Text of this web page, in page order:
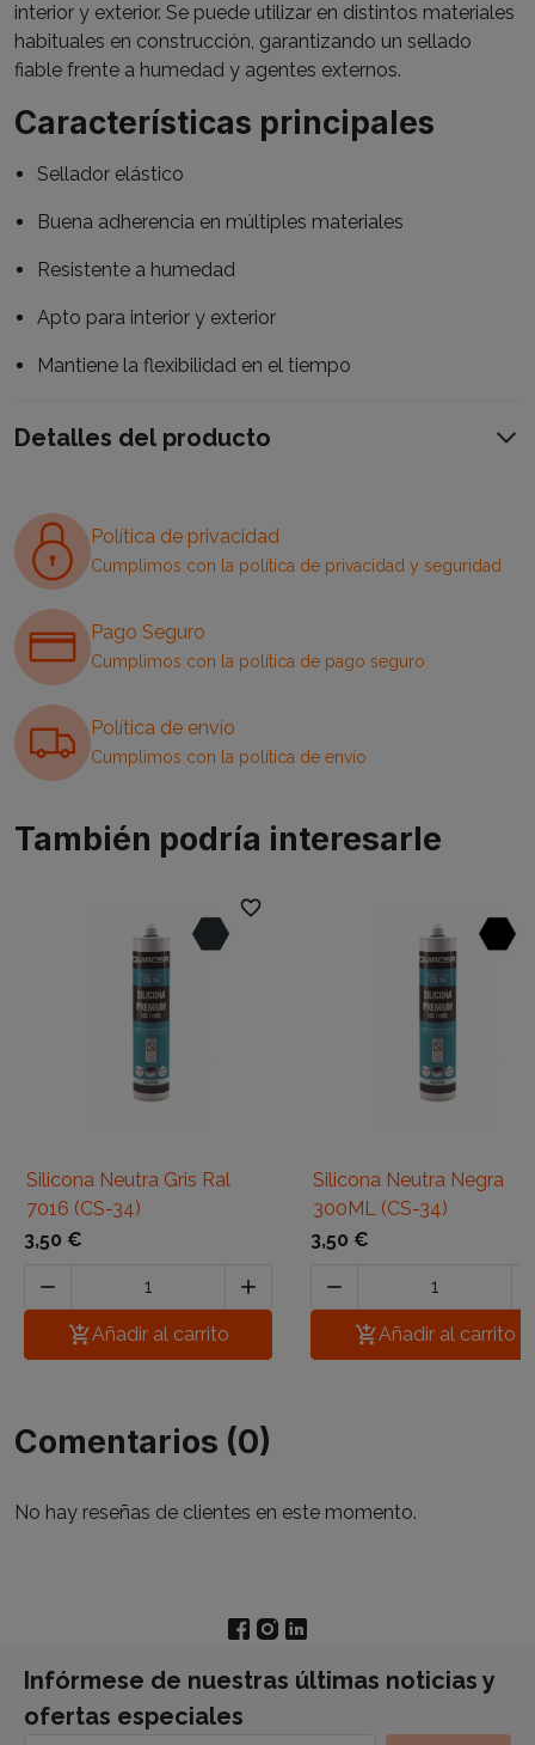
interior y exterior. Se puede utilizar en distintos materiales
habituales en construcción, garantizando un sellado
fiable frente a humedad y agentes externos.
Características principales
Sellador elástico
Buena adherencia en múltiples materiales
Resistente a humedad
Apto para interior y exterior
Mantiene la flexibilidad en el tiempo
Detalles del producto
Política de privacidad
Cumplimos con la política de privacidad y seguridad
Pago Seguro
Cumplimos con la política de pago seguro
Política de envío
Cumplimos con la política de envío
También podría interesarle
favorite_border
Silicona Neutra Gris Ral
7016 (CS-34)
3,50 €


Añadir al carrito
Silicona Neutra Negra
300ML (CS-34)
3,50 €

Añadir al carrito
Comentarios (0)
No hay reseñas de clientes en este momento.
Infórmese de nuestras últimas noticias y
ofertas especiales